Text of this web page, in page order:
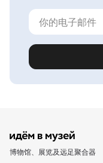
博物馆、展览及远足聚合器